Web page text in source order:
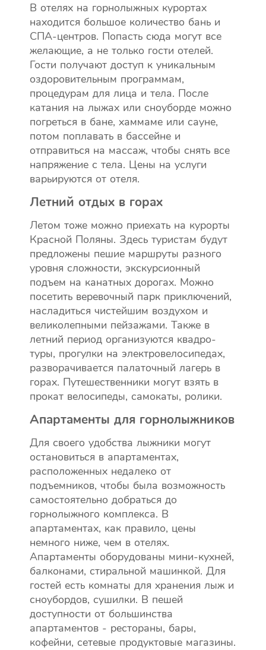
В отелях на горнолыжных курортах
находится большое количество бань и
СПА-центров. Попасть сюда могут все
желающие, а не только гости отелей.
Гости получают доступ к уникальным
оздоровительным программам,
процедурам для лица и тела. После
катания на лыжах или сноуборде можно
погреться в бане, хаммаме или сауне,
потом поплавать в бассейне и
отправиться на массаж, чтобы снять все
напряжение с тела. Цены на услуги
варьируются от отеля.
Летний отдых в горах
Летом тоже можно приехать на курорты
Красной Поляны. Здесь туристам будут
предложены пешие маршруты разного
уровня сложности, экскурсионный
подъем на канатных дорогах. Можно
посетить веревочный парк приключений,
насладиться чистейшим воздухом и
великолепными пейзажами. Также в
летний период организуются квадро-
туры, прогулки на электровелосипедах,
разворачивается палаточный лагерь в
горах. Путешественники могут взять в
прокат велосипеды, самокаты, ролики.
Апартаменты для горнолыжников
Для своего удобства лыжники могут
остановиться в апартаментах,
расположенных недалеко от
подъемников, чтобы была возможность
самостоятельно добраться до
горнолыжного комплекса. В
апартаментах, как правило, цены
немного ниже, чем в отелях.
Апартаменты оборудованы мини-кухней,
балконами, стиральной машинкой. Для
гостей есть комнаты для хранения лыж и
сноубордов, сушилки. В пешей
доступности от большинства
апартаментов - рестораны, бары,
кофейни, сетевые продуктовые магазины.